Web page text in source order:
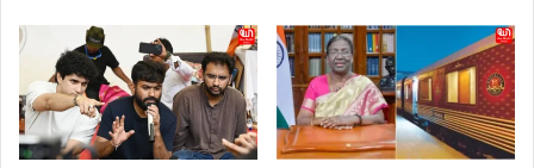
পা
টা
,
স
মু